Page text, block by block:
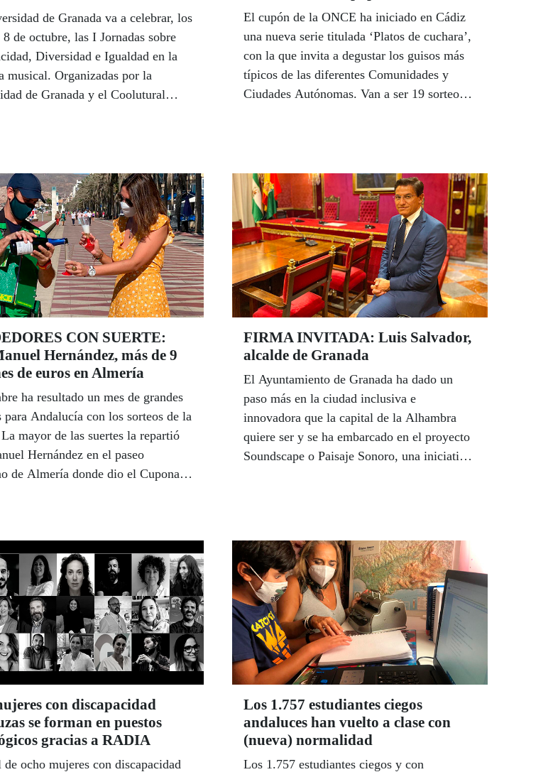
de Granada va a celebrar, los
de octubre, las I Jornadas sobre
Diversidad e Igualdad en la
musical. Organizadas por la
de Granada y el Coolutural
y contenido, persigue fomentar el
las personas con discapacidad y/o
funcional a la música en todas sus
visibilizar el papel de la mujer en
musical y dar a conocer las
y buenas prácticas que ya se están
a cabo desde algunas instituciones
En noviembre Almería acogerá
abre ahora Granada.
El cupón de la ONCE ha iniciado en Cádiz
una nueva serie titulada ‘Platos de cuchara’,
con la que invita a degustar los guisos más
típicos de las diferentes Comunidades y
Ciudades Autónomas. Van a ser 19 sorteos
cocina tradicional que se comen con cuchara
y que son apetecibles en cualquier época del
año. El primero de los motivos será el
cocido de calabaza, plato típico de la cocina
andaluza, que ha presentado en la capital
gaditana el delegado territorial de la ONCE
en Andalucía, Ceuta y Melilla, Cristóbal
Martínez, en la sede de la Escuela de
Cádiz.
CON SUERTE:
Hernández, más de 9
de euros en Almería
ha resultado un mes de grandes
para Andalucía con los sorteos de la
mayor de las suertes la repartió
Hernández en el paseo
de Almería donde dio el Cuponazo
la barrera del millón de euros en
fueron José Manuel García, que
de 12,7 millones de euros con
de la ONCE del domingo 27 de
en la localidad sevillana de
diez vecinos del municipio, y
que repartió más de 1,2
de euros en la localidad malagueña
de Algaidas también con el
jueves 10 de septiembre.
FIRMA INVITADA: Luis Salvador,
alcalde de Granada
El Ayuntamiento de Granada ha dado un
paso más en la ciudad inclusiva e
innovadora que la capital de la Alhambra
quiere ser y se ha embarcado en el proyecto
Soundscape o Paisaje Sonoro, una iniciativa
capital a través de sus incomparables
sonidos. El alcalde de Granada, Luis
Salvador, habla en este artículo de la belleza
sonora de su ciudad y subraya la necesidad
de trabajar hacia una inclusión universal en
todos los niveles, incluido, de forma muy
importante, el turístico.
con discapacidad
se forman en puestos
gracias a RADIA
ocho mujeres con discapacidad
Los 1.757 estudiantes ciegos
andaluces han vuelto a clase con
(nueva) normalidad
Los 1.757 estudiantes ciegos y con